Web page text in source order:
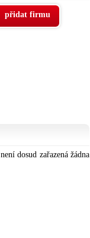
přidat firmu
není dosud zařazená žádna